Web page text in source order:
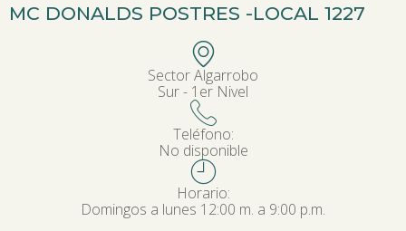
MC DONALDS POSTRES -LOCAL 1227
Sector Algarrobo
Sur - 1er Nivel
Teléfono:
No disponible
Horario:
Domingos a lunes 12:00 m. a 9:00 p.m.